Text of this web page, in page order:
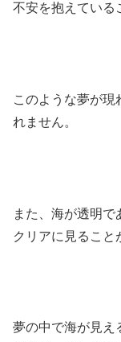
不安を抱えている
このような夢が現
れません。
また、海が透明
クリアに見ること
夢の中で海が見え